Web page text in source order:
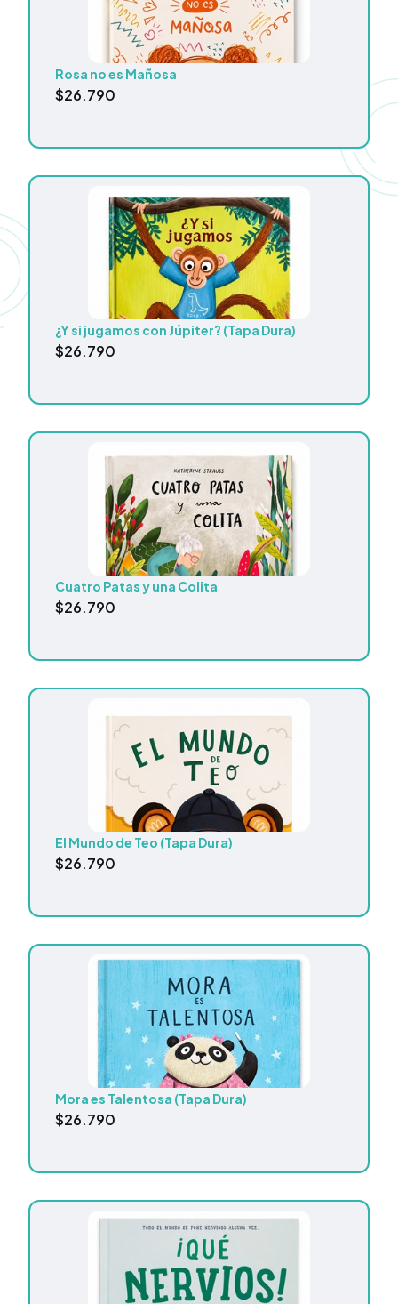
Rosa no es Mañosa
$26.790
¿Y si jugamos con Júpiter? (Tapa Dura)
$26.790
Cuatro Patas y una Colita
$26.790
El Mundo de Teo (Tapa Dura)
$26.790
Mora es Talentosa (Tapa Dura)
$26.790